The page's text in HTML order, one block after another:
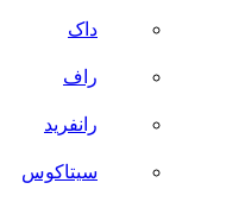
داک
راف
رانفرید
سیتاکوس